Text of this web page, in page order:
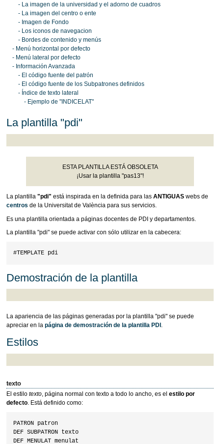
- La imagen de la universidad y el adorno de cuadros
- La imagen del centro o ente
- Imagen de Fondo
- Los iconos de navegacion
- Bordes de contenido y menús
- Menú horizontal por defecto
- Menú lateral por defecto
- Información Avanzada
- El código fuente del patrón
- El código fuente de los Subpatrones definidos
- Índice de texto lateral
- Ejemplo de "INDICELAT"
La plantilla "pdi"
ESTA PLANTILLA ESTÁ OBSOLETA
¡Usar la plantilla "pas13"!
La plantilla "pdi" está inspirada en la definida para las ANTIGUASwebs de
centros de la Universitat de València para sus servicios.
Es una plantilla orientada a páginas docentes de PDI y departamentos.
La plantilla "pdi" se puede activar con sólo utilizar en la cabecera:
Demostración de la plantilla
La apariencia de las páginas generadas por la plantilla "pdi" se puede
apreciar en la página de demostración de la plantilla PDI.
Estilos
texto
El estilo texto, página normal con texto a todo lo ancho, es el estilo por
defecto. Está definido como:
PATRON patron
DEF SUBPATRON texto
DEF MENULAT menulat